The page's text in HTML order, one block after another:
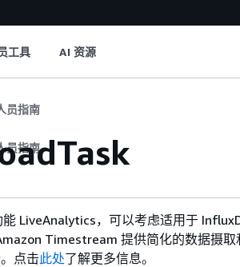
工具 AI 资源
员指南
员指南
LiveAnalytics，可以考虑适用于
Timestream 提供简化的数据摄取
点击此处了解更多信息。